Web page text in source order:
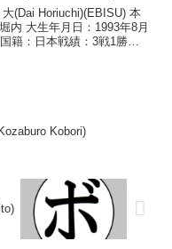
(Dai Horiuchi)(EBISU) 本
内 大生年月日：1993年8月
籍：日本戦績：3戦1勝
Kobori)